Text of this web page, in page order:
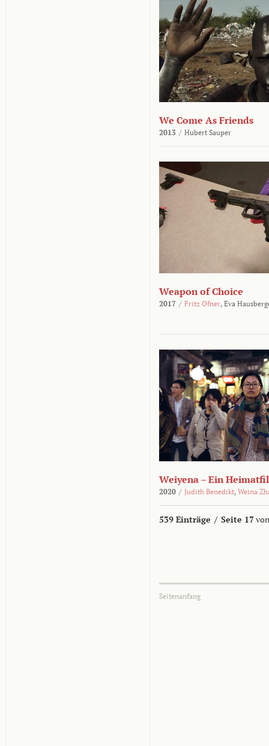
We Come As Friends
2013 / Hubert Sauper
Weapon of Choice
2017 / Fritz Ofner, Eva
Weiyena – Ein
2020 / Judith Benedikt, Weina
539 Einträge / Seite 17
Seitenanfang